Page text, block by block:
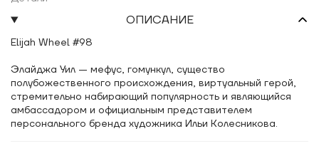
ОПИСАНИЕ
Elijah Wheel #98
Элайджа Уил — мефус, гомункул, существо
полубожественного происхождения, виртуальный герой,
стремительно набирающий популярность и являющийся
амбассадором и официальным представителем
персонального бренда художника Ильи Колесникова.